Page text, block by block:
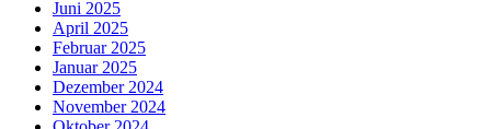
Juni 2025
April 2025
Februar 2025
Januar 2025
Dezember 2024
November 2024